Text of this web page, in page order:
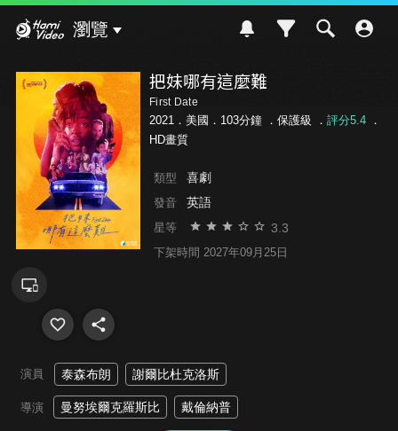
瀏覽
把妹哪有這麼難
First Date
2021．美國．103分鐘 ． 保護級 ． 評分5.4．
HD畫質
類型 喜劇
發音 英語
星等 3.3
下架時間 2027年09月25日
演員 泰森布朗 謝爾比杜克洛斯
導演 曼努埃爾克羅斯比 戴倫納普